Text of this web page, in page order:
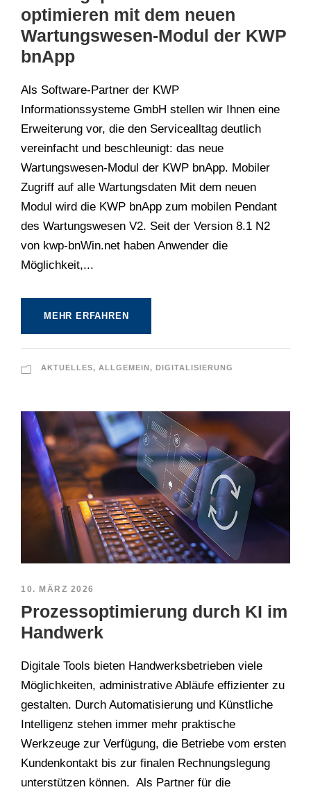
optimieren mit dem neuen
Wartungswesen-Modul der KWP
bnApp
Als Software-Partner der KWP
Informationssysteme GmbH stellen wir Ihnen eine
Erweiterung vor, die den Servicealltag deutlich
vereinfacht und beschleunigt: das neue
Wartungswesen-Modul der KWP bnApp. Mobiler
Zugriff auf alle Wartungsdaten Mit dem neuen
Modul wird die KWP bnApp zum mobilen Pendant
des Wartungswesen V2. Seit der Version 8.1 N2
von kwp-bnWin.net haben Anwender die
Möglichkeit,...
MEHR ERFAHREN
AKTUELLES, ALLGEMEIN , DIGITALISIERUNG
10. MÄRZ 2026
Prozessoptimierung durch KI im
Handwerk
Digitale Tools bieten Handwerksbetrieben viele
Möglichkeiten, administrative Abläufe effizienter zu
gestalten. Durch Automatisierung und Künstliche
Intelligenz stehen immer mehr praktische
Werkzeuge zur Verfügung, die Betriebe vom ersten
Kundenkontakt bis zur finalen Rechnungslegung
unterstützen können. Als Partner für die